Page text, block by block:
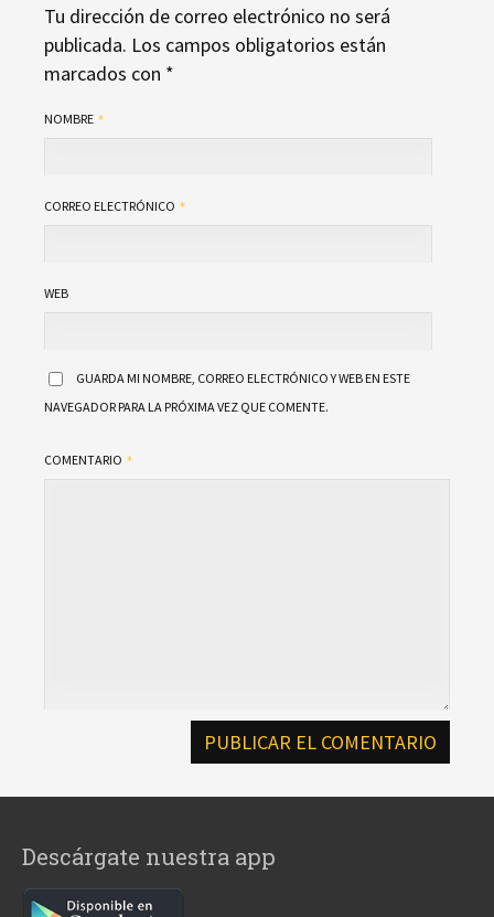
Tu dirección de correo electrónico no será
publicada. Los campos obligatorios están
marcados con *
NOMBRE
CORREO ELECTRÓNICO
WEB
GUARDA MI NOMBRE, CORREO ELECTRÓNICO Y WEB EN ESTE
NAVEGADOR PARA LA PRÓXIMA VEZ QUE COMENTE.
COMENTARIO
Descárgate nuestra app